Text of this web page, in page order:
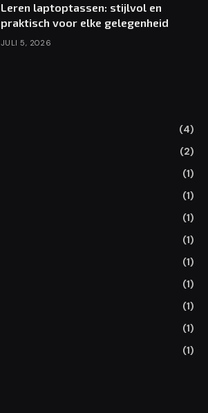
Leren laptoptassen: stijlvol en
praktisch voor elke gelegenheid
JULI 5, 2026
(4)
(2)
(1)
(1)
(1)
(1)
(1)
(1)
(1)
(1)
(1)